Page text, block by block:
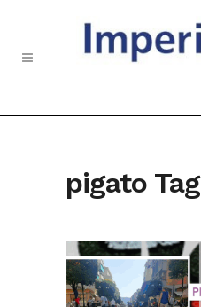
pigato Tag